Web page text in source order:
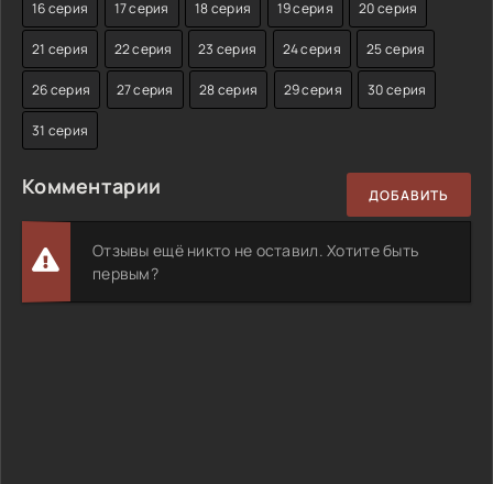
16 серия 17 серия 18 серия 19 серия 20 серия
21 серия 22 серия 23 серия 24 серия 25 серия
26 серия 27 серия 28 серия 29 серия 30 серия
31 серия
Комментарии ДОБАВИТЬ
Отзывы ещё никто не оставил. Хотите быть
первым?